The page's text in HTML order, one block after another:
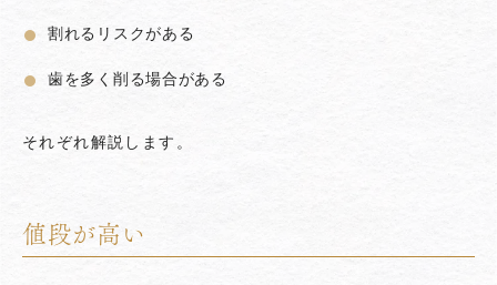
割れるリスクがある
歯を多く削る場合がある
それぞれ解説します。
値段が高い